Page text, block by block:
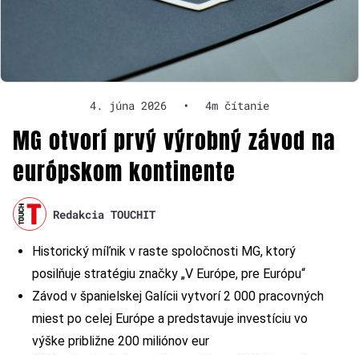
4. júna 2026 • 4m čítanie
MG otvorí prvý výrobný závod na
európskom kontinente
Redakcia TOUCHIT
Historický míľnik v raste spoločnosti MG, ktorý
posilňuje stratégiu značky „V Európe, pre Európu“
Závod v španielskej Galícii vytvorí 2 000 pracovných
miest po celej Európe a predstavuje investíciu vo
výške približne 200 miliónov eur